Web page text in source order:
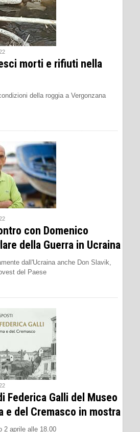
morti e rifiuti nella
della roggia a Vergonzana
con Domenico
della Guerra in Ucraina
dall'Ucraina anche Don Slavik,
del Paese
Federica Galli del Museo
e del Cremasco in mostra
2 aprile alle 18.00